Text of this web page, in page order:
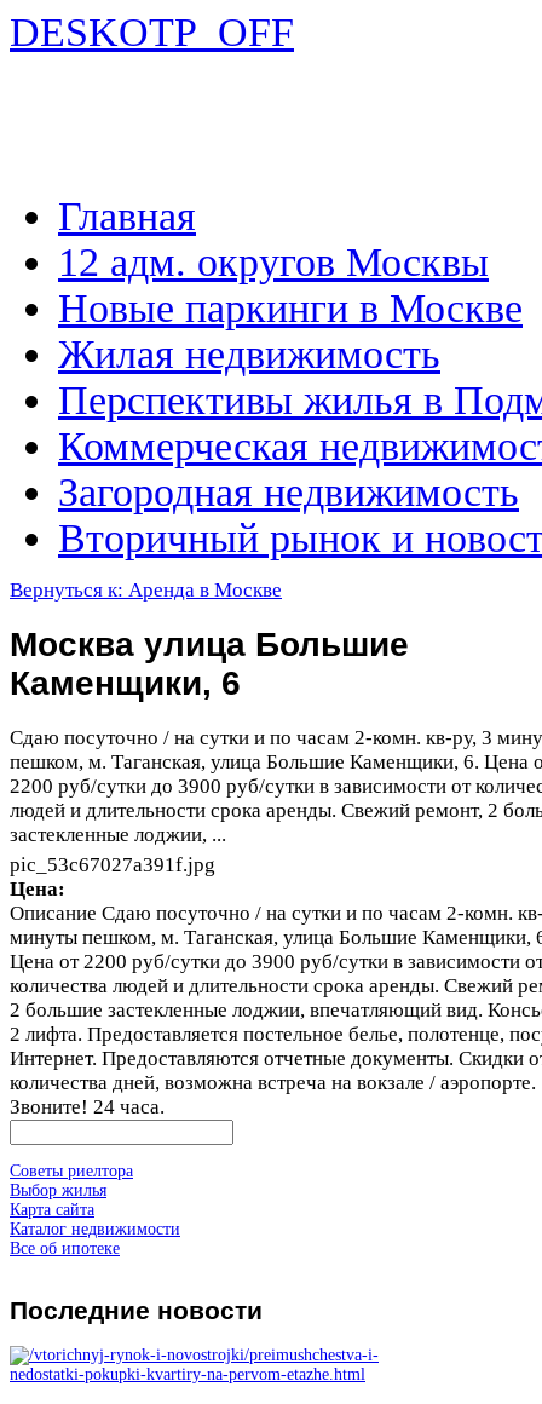
DESKOTP_OFF
Главная
12 адм. округов Москвы
Новые паркинги в Москве
Жилая недвижимость
Перспективы жилья в
Коммерческая
Загородная недвижимость
Вторичный рынок и
Вернуться к: Аренда в Москве
Москва улица Большие
Каменщики, 6
Сдаю посуточно / на сутки и по часам 2-комн. кв-ру, 3
пешком, м. Таганская, улица Большие Каменщики, 6. Цена
2200 руб/сутки до 3900 руб/сутки в зависимости от
людей и длительности срока аренды. Свежий ремонт, 2
застекленные лоджии, ...
pic_53c67027a391f.jpg
Цена:
Описание Сдаю посуточно / на сутки и по часам 2-комн.
минуты пешком, м. Таганская, улица Большие Каменщики,
Цена от 2200 руб/сутки до 3900 руб/сутки в зависимости
количества людей и длительности срока аренды. Свежий
2 большие застекленные лоджии, впечатляющий вид.
2 лифта. Предоставляется постельное белье, полотенце,
Интернет. Предоставляются отчетные документы. Скидки
количества дней, возможна встреча на вокзале / аэропорте.
Звоните! 24 часа.
Советы риелтора
Выбор жилья
Карта сайта
Каталог недвижимости
Все об ипотеке
Последние новости